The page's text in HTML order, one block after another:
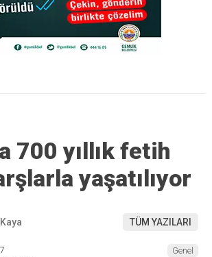
700 yıllık fetih
yaşatılıyor
TÜM YAZILARI
Genel